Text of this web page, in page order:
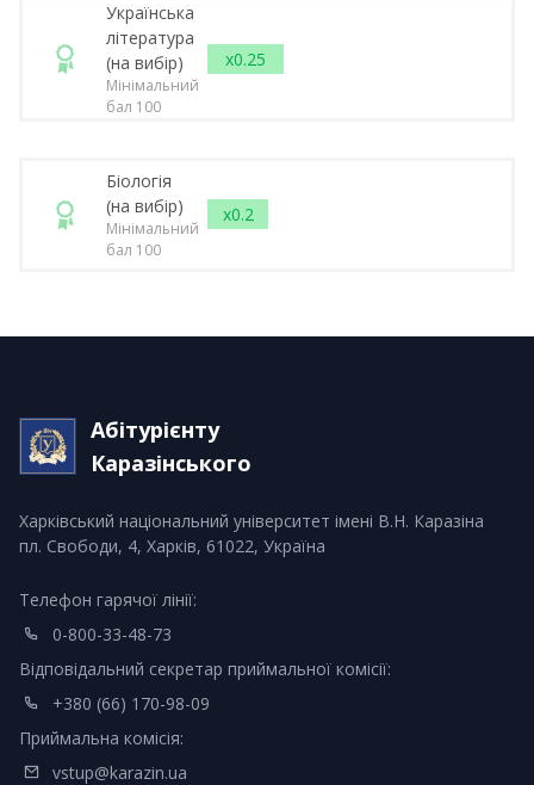
Українська
література
(на вибір)
Мінімальний
бал 100
x0.25
Біологія
(на вибір)
Мінімальний
бал 100
x0.2
Абітурієнту
Каразінського
Харківський національний університет імені В.Н. Каразіна
пл. Свободи, 4, Харків, 61022, Україна
Телефон гарячої лінії:
0-800-33-48-73
Відповідальний секретар приймальної комісії:
+380 (66) 170-98-09
Приймальна комісія:
vstup@karazin.ua